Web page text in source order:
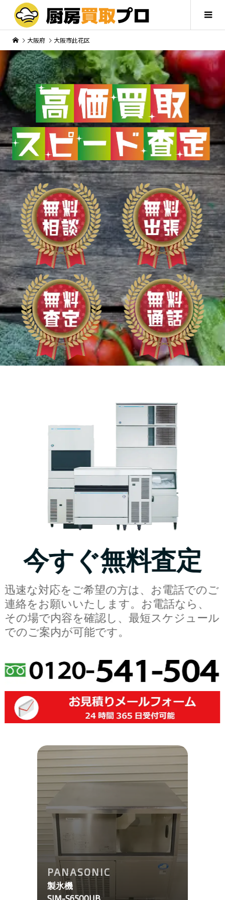
大阪府 大阪市此花区
今すぐ無料査定
迅速な対応をご希望の方は、お電話でのご
連絡をお願いいたします。お電話なら、
その場で内容を確認し、最短スケジュール
でのご案内が可能です。
PANASONIC
製氷機
SIM-S6500UB